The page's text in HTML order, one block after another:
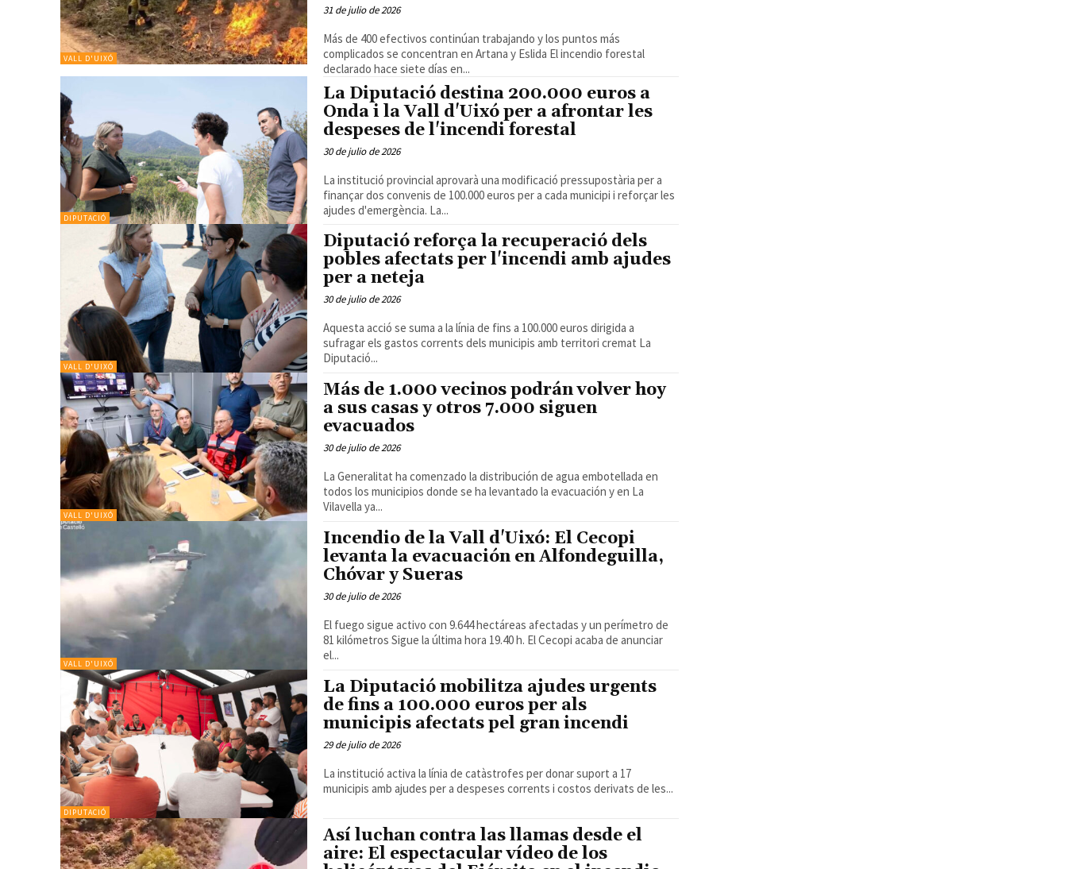
VALL D'UIXÓ
31 de julio de 2026
Más de 400 efectivos continúan trabajando y los puntos más
complicados se concentran en Artana y Eslida El incendio forestal
declarado hace siete días en...
DIPUTACIÓ
La Diputació destina 200.000 euros a
Onda i la Vall d'Uixó per a afrontar les
despeses de l'incendi forestal
30 de julio de 2026
La institució provincial aprovarà una modificació pressupostària per a
finançar dos convenis de 100.000 euros per a cada municipi i reforçar les
ajudes d'emergència. La...
VALL D'UIXÓ
Diputació reforça la recuperació dels
pobles afectats per l'incendi amb ajudes
per a neteja
30 de julio de 2026
Aquesta acció se suma a la línia de fins a 100.000 euros dirigida a
sufragar els gastos corrents dels municipis amb territori cremat La
Diputació...
VALL D'UIXÓ
Más de 1.000 vecinos podrán volver hoy
a sus casas y otros 7.000 siguen
evacuados
30 de julio de 2026
La Generalitat ha comenzado la distribución de agua embotellada en
todos los municipios donde se ha levantado la evacuación y en La
Vilavella ya...
VALL D'UIXÓ
Incendio de la Vall d'Uixó: El Cecopi
levanta la evacuación en Alfondeguilla,
Chóvar y Sueras
30 de julio de 2026
El fuego sigue activo con 9.644 hectáreas afectadas y un perímetro de
81 kilómetros Sigue la última hora 19.40 h. El Cecopi acaba de anunciar
el...
DIPUTACIÓ
La Diputació mobilitza ajudes urgents
de fins a 100.000 euros per als
municipis afectats pel gran incendi
29 de julio de 2026
La institució activa la línia de catàstrofes per donar suport a 17
municipis amb ajudes per a despeses corrents i costos derivats de les...
Así luchan contra las llamas desde el
aire: El espectacular vídeo de los